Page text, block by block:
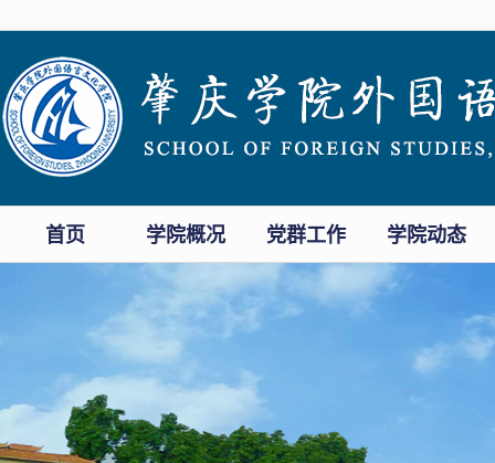
首页 学院概况 党群工作 学院动态